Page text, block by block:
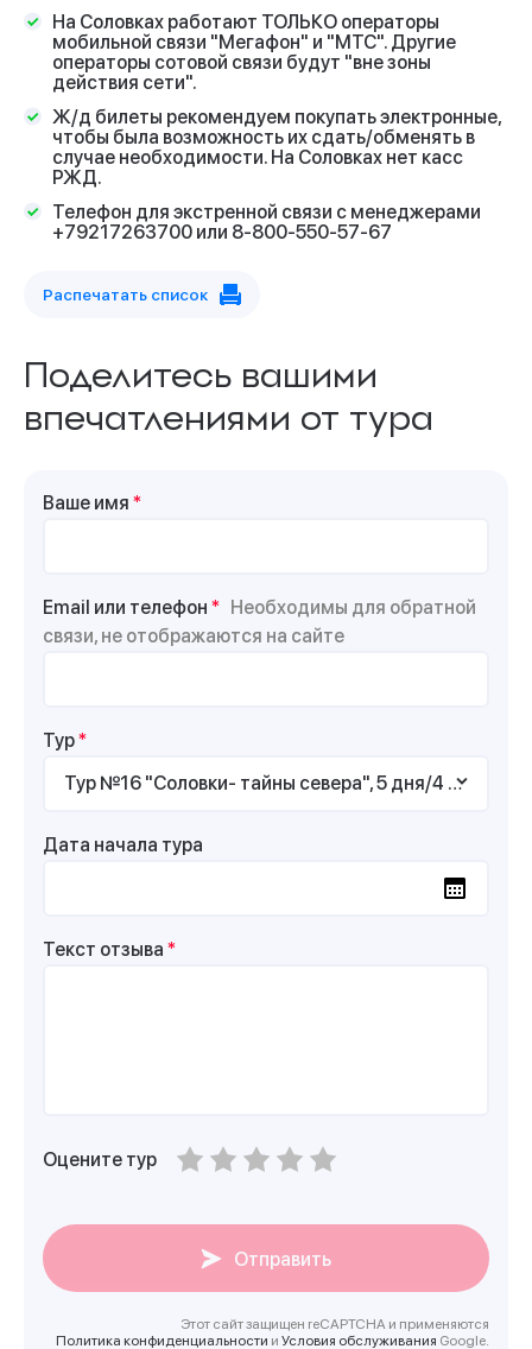
На Соловках работают ТОЛЬКО операторы
мобильной связи "Мегафон" и "МТС". Другие
операторы сотовой связи будут "вне зоны
действия сети".
Ж/д билеты рекомендуем покупать электронные,
чтобы была возможность их сдать/обменять в
случае необходимости. На Соловках нет касс
РЖД.
Телефон для экстренной связи с менеджерами
+79217263700 или 8-800-550-57-67
Распечатать список
Поделитесь вашими
впечатлениями от тура
Ваше имя *
Email или телефон * Необходимы для обратной
связи, не отображаются на сайте
Тур*
Тур №16 "Соловки- тайны севера", 5 дня/4 ночи
Дата начала тура
Текст отзыва *
Оцените тур
Отправить
Этот сайт защищен reCAPTCHA и применяются
Политика конфиденциальности и Условия обслуживания Google.